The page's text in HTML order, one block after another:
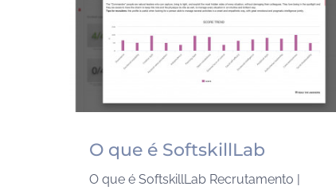
O que é SoftskillLab
O que é SoftskillLab Recrutamento |